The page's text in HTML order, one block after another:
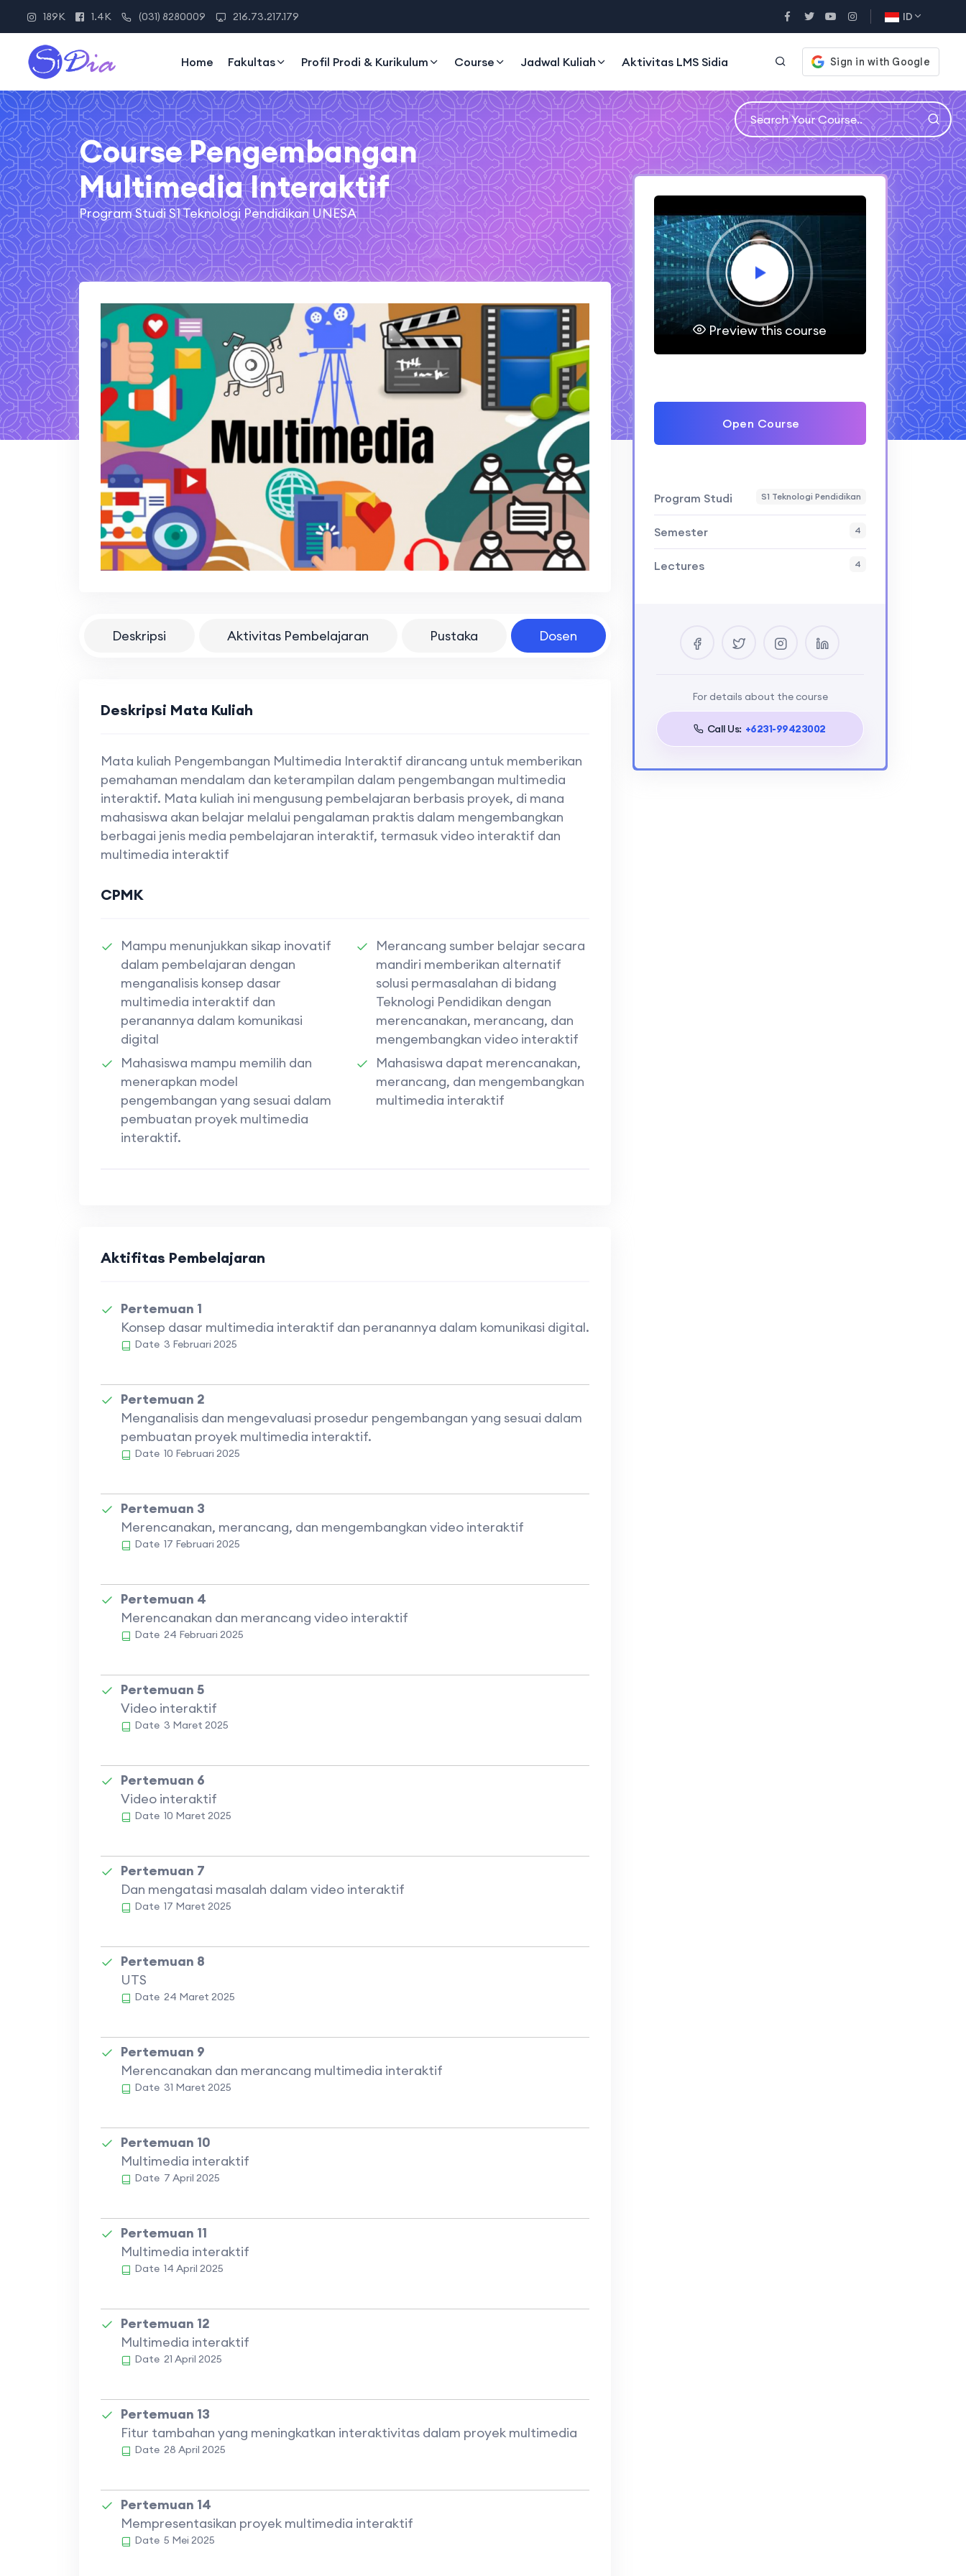
189K 1.4K (031) 8280009 216.73.217.179 ID
Home Fakultas Profil Prodi & Kurikulum Course Jadwal Kuliah Aktivitas LMS Sidia
Course Pengembangan
Multimedia Interaktif
Program Studi S1 Teknologi Pendidikan UNESA
Deskripsi Aktivitas Pembelajaran Pustaka Dosen
Deskripsi Mata Kuliah
Mata kuliah Pengembangan Multimedia Interaktif dirancang untuk memberikan
pemahaman mendalam dan keterampilan dalam pengembangan multimedia
interaktif. Mata kuliah ini mengusung pembelajaran berbasis proyek, di mana
mahasiswa akan belajar melalui pengalaman praktis dalam mengembangkan
berbagai jenis media pembelajaran interaktif, termasuk video interaktif dan
multimedia interaktif
CPMK
Mampu menunjukkan sikap inovatif
dalam pembelajaran dengan
menganalisis konsep dasar
multimedia interaktif dan
peranannya dalam komunikasi
digital
Mahasiswa mampu memilih dan
menerapkan model
pengembangan yang sesuai dalam
pembuatan proyek multimedia
interaktif.
Merancang sumber belajar secara
mandiri memberikan alternatif
solusi permasalahan di bidang
Teknologi Pendidikan dengan
merencanakan, merancang, dan
mengembangkan video interaktif
Mahasiswa dapat merencanakan,
merancang, dan mengembangkan
multimedia interaktif
Aktifitas Pembelajaran
Pertemuan 1
Konsep dasar multimedia interaktif dan peranannya dalam komunikasi digital.
Date 3 Februari 2025
Pertemuan 2
Menganalisis dan mengevaluasi prosedur pengembangan yang sesuai dalam
pembuatan proyek multimedia interaktif.
Date 10 Februari 2025
Pertemuan 3
Merencanakan, merancang, dan mengembangkan video interaktif
Date 17 Februari 2025
Pertemuan 4
Merencanakan dan merancang video interaktif
Date 24 Februari 2025
Pertemuan 5
Video interaktif
Date 3 Maret 2025
Pertemuan 6
Video interaktif
Date 10 Maret 2025
Pertemuan 7
Dan mengatasi masalah dalam video interaktif
Date 17 Maret 2025
Pertemuan 8
UTS
Date 24 Maret 2025
Pertemuan 9
Merencanakan dan merancang multimedia interaktif
Date 31 Maret 2025
Pertemuan 10
Multimedia interaktif
Date 7 April 2025
Pertemuan 11
Multimedia interaktif
Date 14 April 2025
Pertemuan 12
Multimedia interaktif
Date 21 April 2025
Pertemuan 13
Fitur tambahan yang meningkatkan interaktivitas dalam proyek multimedia
Date 28 April 2025
Pertemuan 14
Mempresentasikan proyek multimedia interaktif
Date 5 Mei 2025
Preview this course
Open Course
Program Studi S1 Teknologi Pendidikan
Semester 4
Lectures 4
For details about the course
Call Us: +6231-99423002